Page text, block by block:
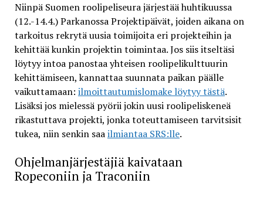
Niinpä Suomen roolipeliseura järjestää huhtikuussa
(12.-14.4.) Parkanossa Projektipäivät, joiden aikana on
tarkoitus rekrytä uusia toimijoita eri projekteihin ja
kehittää kunkin projektin toimintaa. Jos siis itseltäsi
löytyy intoa panostaa yhteisen roolipelikulttuurin
kehittämiseen, kannattaa suunnata paikan päälle
vaikuttamaan: ilmoittautumislomake löytyy tästä.
Lisäksi jos mielessä pyörii jokin uusi roolipeliskeneä
rikastuttava projekti, jonka toteuttamiseen tarvitsisit
tukea, niin senkin saailmiantaa SRS:lle.
Ohjelmanjärjestäjiä kaivataan
Ropeconiin ja Traconiin